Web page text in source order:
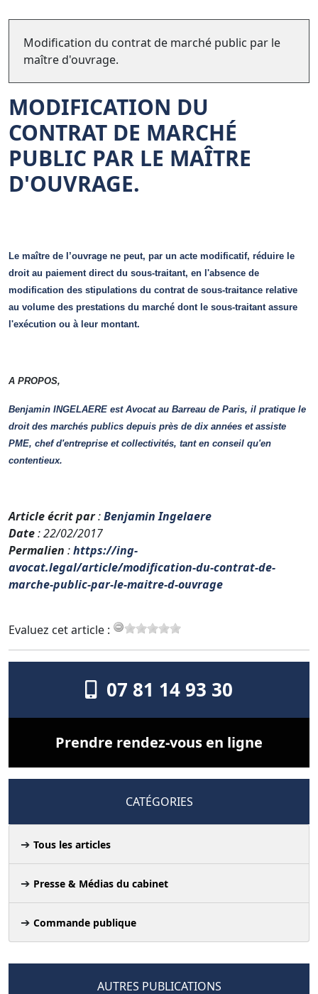
Modification du contrat de marché public par le
maître d'ouvrage.
MODIFICATION DU
CONTRAT DE MARCHÉ
PUBLIC PAR LE MAÎTRE
D'OUVRAGE.
Le maître de l’ouvrage ne peut, par un acte modificatif, réduire le
droit au paiement direct du sous-traitant, en l'absence de
modification des stipulations du contrat de sous-traitance relative
au volume des prestations du marché dont le sous-traitant assure
l'exécution ou à leur montant.
A PROPOS,
Benjamin INGELAERE est Avocat au Barreau de Paris, il pratique le
droit des marchés publics depuis près de dix années et assiste
PME, chef d'entreprise et collectivités, tant en conseil qu'en
contentieux.
Article écrit par:Benjamin Ingelaere
Date: 22/02/2017
Permalien :https://ing-
avocat.legal/article/modification-du-contrat-de-
marche-public-par-le-maitre-d-ouvrage
Evaluez cet article :
07 81 14 93 30
Prendre rendez-vous en ligne
CATÉGORIES
Tous les articles
Presse & Médias du cabinet
Commande publique
AUTRES PUBLICATIONS